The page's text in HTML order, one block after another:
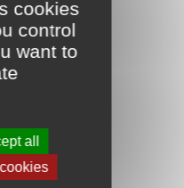
de
cookies
control
want to
all